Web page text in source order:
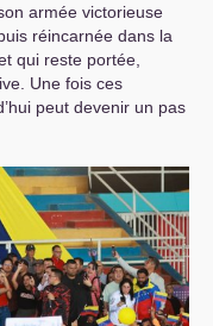
armée victorieuse
réincarnée dans la
qui reste portée,
Une fois ces
peut devenir un pas